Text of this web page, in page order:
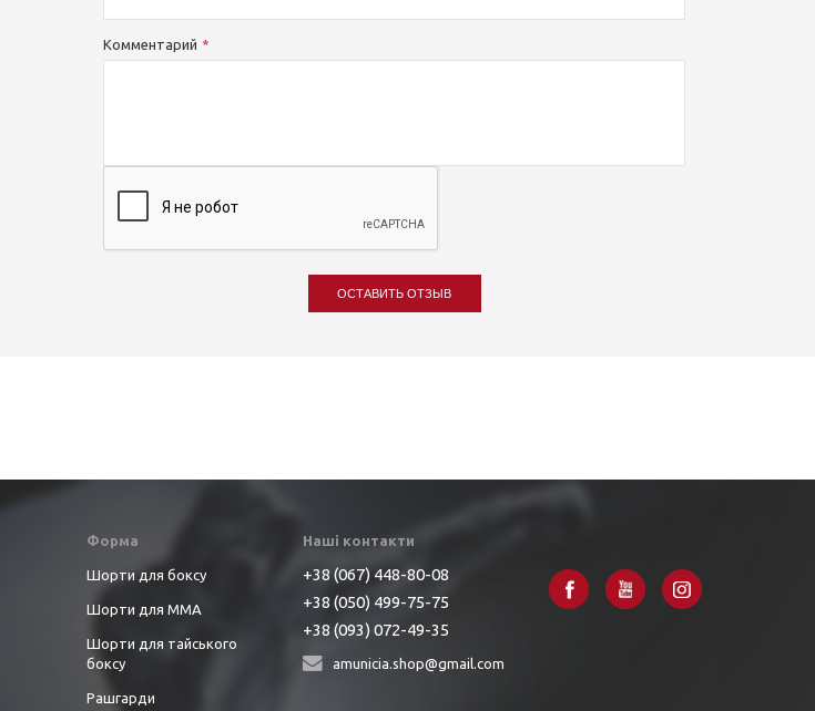
Комментарий
ОСТАВИТЬ ОТЗЫВ
Форма
Шорти для боксу
Шорти для ММА
Шорти для тайського
боксу
Рашгарди
Наші контакти
+38 (067) 448-80-08
+38 (050) 499-75-75
+38 (093) 072-49-35
amunicia.shop@gmail.com